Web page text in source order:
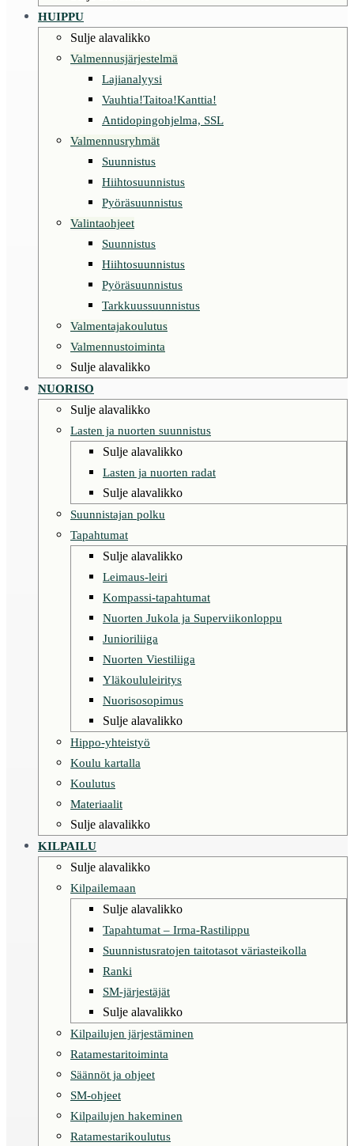
HUIPPU
Sulje alavalikko
Valmennusjärjestelmä
Lajianalyysi
Vauhtia!Taitoa!Kanttia!
Antidopingohjelma, SSL
Valmennusryhmät
Suunnistus
Hiihtosuunnistus
Pyöräsuunnistus
Valintaohjeet
Suunnistus
Hiihtosuunnistus
Pyöräsuunnistus
Tarkkuussuunnistus
Valmentajakoulutus
Valmennustoiminta
Sulje alavalikko
NUORISO
Sulje alavalikko
Lasten ja nuorten suunnistus
Sulje alavalikko
Lasten ja nuorten radat
Sulje alavalikko
Suunnistajan polku
Tapahtumat
Sulje alavalikko
Leimaus-leiri
Kompassi-tapahtumat
Nuorten Jukola ja Superviikonloppu
Junioriliiga
Nuorten Viestiliiga
Yläkoululeiritys
Nuorisosopimus
Sulje alavalikko
Hippo-yhteistyö
Koulu kartalla
Koulutus
Materiaalit
Sulje alavalikko
KILPAILU
Sulje alavalikko
Kilpailemaan
Sulje alavalikko
Tapahtumat – Irma-Rastilippu
Suunnistusratojen taitotasot väriasteikolla
Ranki
SM-järjestäjät
Sulje alavalikko
Kilpailujen järjestäminen
Ratamestaritoiminta
Säännöt ja ohjeet
SM-ohjeet
Kilpailujen hakeminen
Ratamestarikoulutus